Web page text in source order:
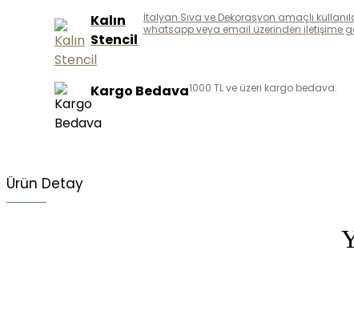
Kalın
Stencil
İtalyan Sıva ve Dekorasyon amaçlı
whatsapp veya email üzerinden iletişime
Kargo Bedava1000 TL ve üzeri kargo bedava.
Ürün Detay